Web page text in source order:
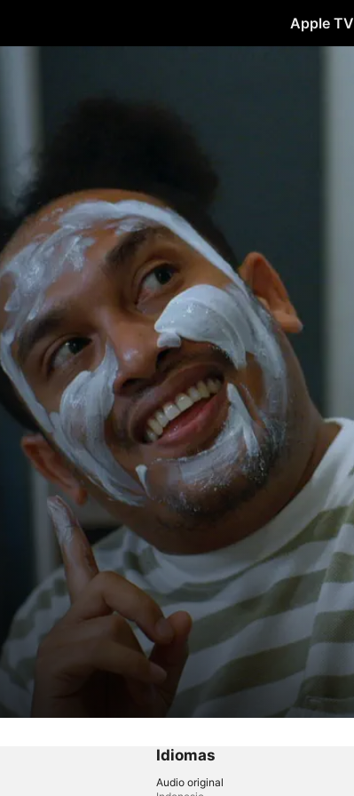
Apple TV
Idiomas
Audio original